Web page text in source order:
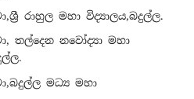
රාහුල මහා විද්‍යාලය,බදුල්ල.
තල්දෙන නවෝද්‍යා මහා
මධ්‍ය මහා